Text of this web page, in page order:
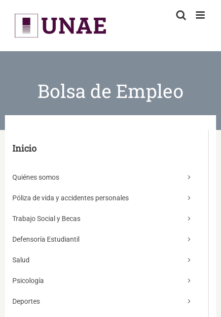
content
Bolsa de Empleo
Inicio
Quiénes somos
Póliza de vida y accidentes personales
Trabajo Social y Becas
Defensoría Estudiantil
Salud
Psicología
Deportes